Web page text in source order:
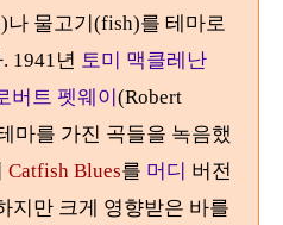
나 물고기 (fish)를 테마로
. 1941년 토미 맥클레난
버트 펫웨이 (Robert
마를 가진 곡들을 녹음했
Catfish Blues를 머디 버전
지만 크게 영향받은 바를